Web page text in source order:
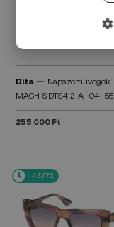
Dita — Napszemüvegek
MACH-S DTS412-A - 04 - 55
255 000 Ft
48/72